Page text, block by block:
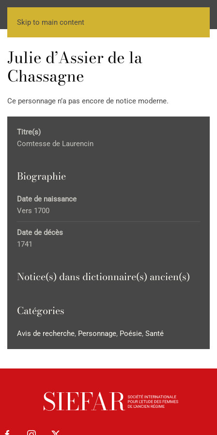
Skip to main content
Julie d’Assier de la
Chassagne
Ce personnage n’a pas encore de notice moderne.
Titre(s)
Comtesse de Laurencin
Biographie
Date de naissance
Vers 1700
Date de décès
1741
Notice(s) dans dictionnaire(s) ancien(s)
Catégories
Avis de recherche, Personnage, Poésie, Santé